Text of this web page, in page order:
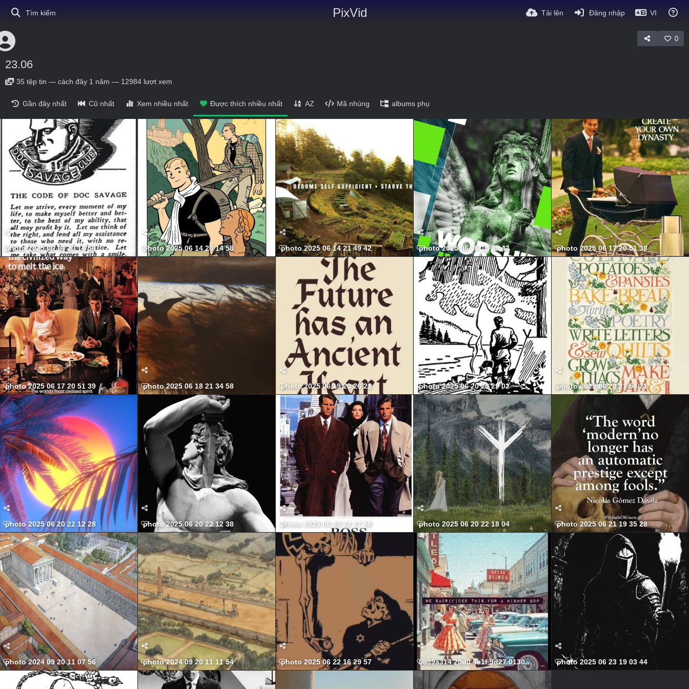
PixVid
Tìm kiếm Tải lên Đăng nhập VI
0
23.06
35 tệp tin — cách đây 1 năm — 12984 lượt xem
Gần đây nhất Cũ nhất Xem nhiều nhất Được thích nhiều nhất AZ Mã nhúng albums phụ
photo 2025 06 14 20 14 54 photo 2025 06 14 20 14 58 photo 2025 06 14 21 49 42 photo 2025 06 16 15 33 43 photo 2025 06 17 20 51 38
photo 2025 06 17 20 51 39 photo 2025 06 18 21 34 58 photo 2025 06 19 20 26 21 photo 2025 06 20 20 29 02 photo 2025 06 20 21 54 21
photo 2025 06 20 22 12 28 photo 2025 06 20 22 12 38 photo 2025 06 20 22 17 58 photo 2025 06 20 22 18 04 photo 2025 06 21 19 35 28
photo 2024 09 20 11 07 56 photo 2024 09 20 11 11 54 photo 2025 06 22 16 29 57 0839a314 20d0 4e1f 9d27 01307fc82605 568x699photo 2025 06 23 19 03 44